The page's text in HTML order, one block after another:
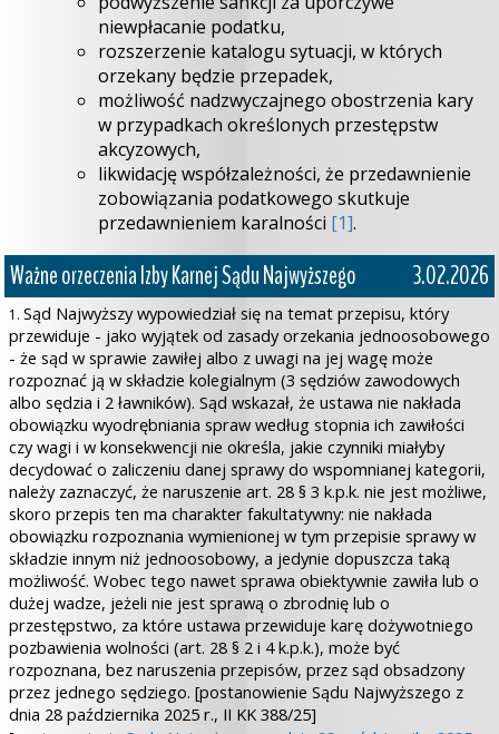
niewpłacanie podatku,
rozszerzenie katalogu sytuacji, w których
orzekany będzie przepadek,
możliwość nadzwyczajnego obostrzenia kary
w przypadkach określonych przestępstw
akcyzowych,
likwidację współzależności, że przedawnienie
zobowiązania podatkowego skutkuje
przedawnieniem karalności [1].
Ważne orzeczenia Izby Karnej Sądu Najwyższego 3.02.2026
1. Sąd Najwyższy wypowiedział się na temat przepisu, który
przewiduje - jako wyjątek od zasady orzekania jednoosobowego
- że sąd w sprawie zawiłej albo z uwagi na jej wagę może
rozpoznać ją w składzie kolegialnym (3 sędziów zawodowych
albo sędzia i 2 ławników). Sąd wskazał, że ustawa nie nakłada
obowiązku wyodrębniania spraw według stopnia ich zawiłości
czy wagi i w konsekwencji nie określa, jakie czynniki miałyby
decydować o zaliczeniu danej sprawy do wspomnianej kategorii,
należy zaznaczyć, że naruszenie art. 28 § 3 k.p.k. nie jest możliwe,
skoro przepis ten ma charakter fakultatywny: nie nakłada
obowiązku rozpoznania wymienionej w tym przepisie sprawy w
składzie innym niż jednoosobowy, a jedynie dopuszcza taką
możliwość. Wobec tego nawet sprawa obiektywnie zawiła lub o
dużej wadze, jeżeli nie jest sprawą o zbrodnię lub o
przestępstwo, za które ustawa przewiduje karę dożywotniego
pozbawienia wolności (art. 28 § 2 i 4 k.p.k.), może być
rozpoznana, bez naruszenia przepisów, przez sąd obsadzony
przez jednego sędziego. [postanowienie Sądu Najwyższego z
dnia 28 października 2025 r., II KK 388/25]